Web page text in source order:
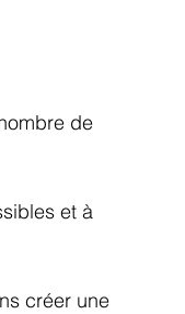
de
et à
créer une